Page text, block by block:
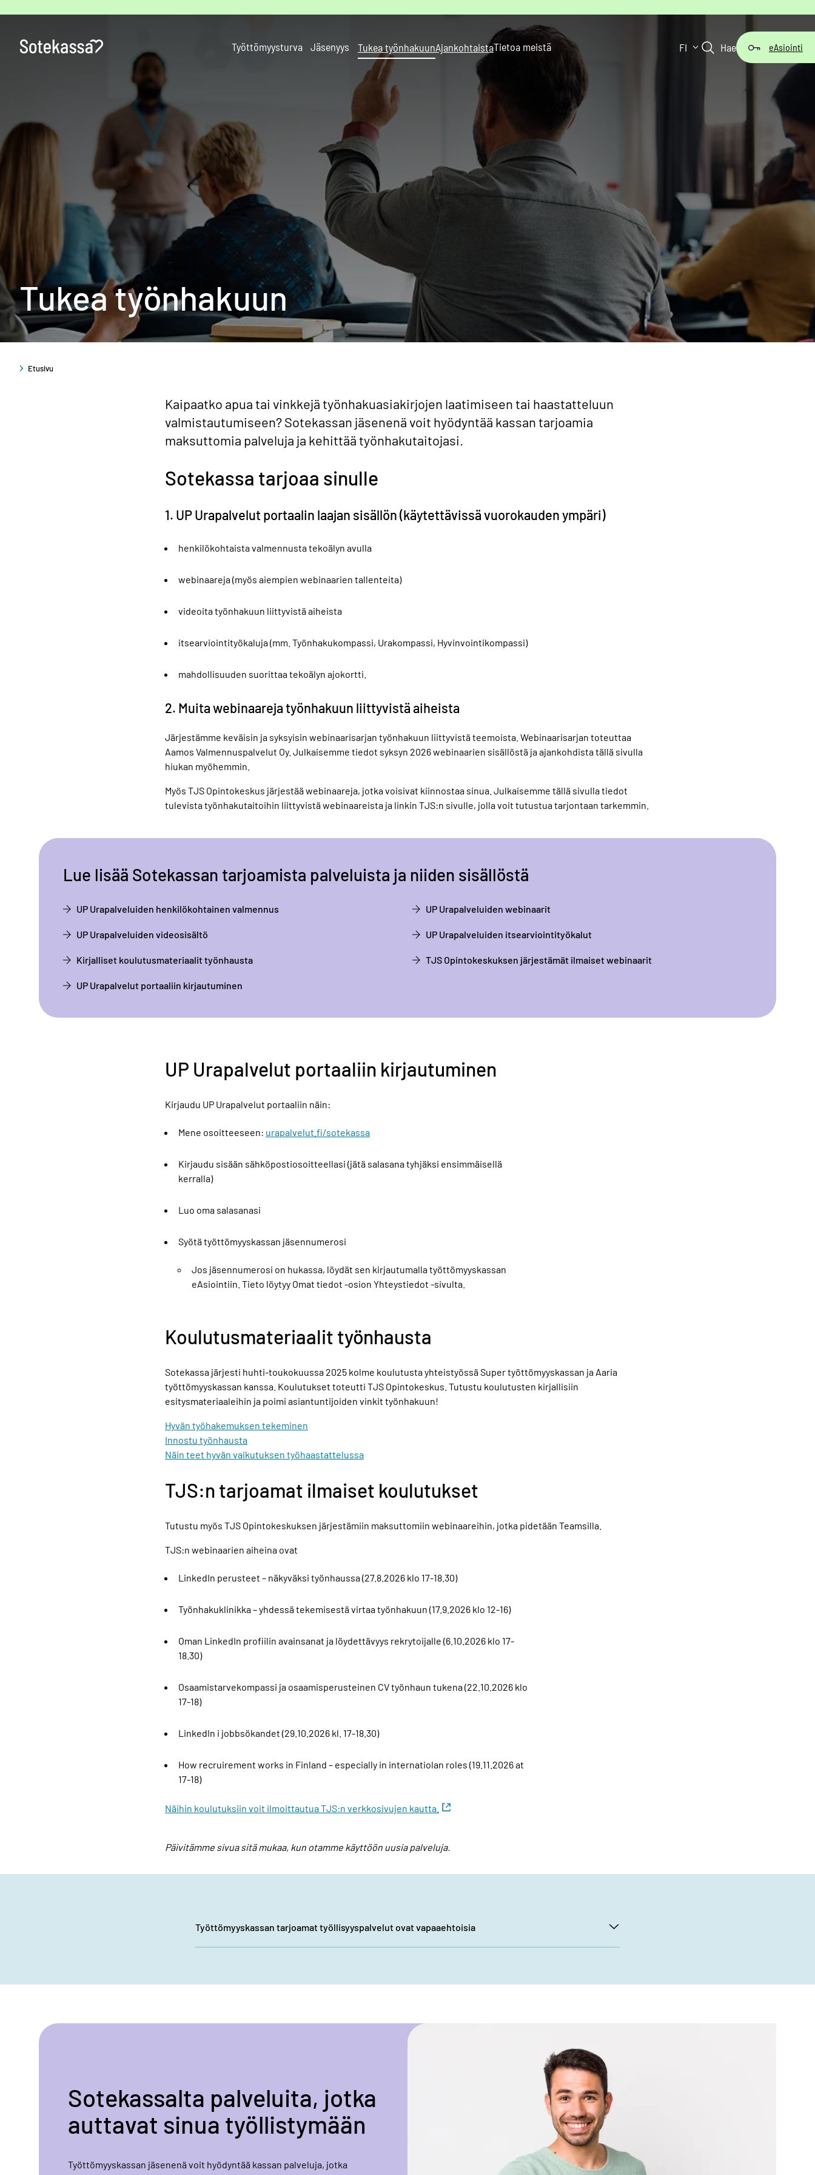
sisältöön
Työttömyysturva Jäsenyys Tukea työnhakuunAjankohtaistaTietoa meistä FI Hae eAsiointi
Tukea työnhakuun
Etusivu
Kaipaatko apua tai vinkkejä työnhakuasiakirjojen laatimiseen tai haastatteluun
valmistautumiseen? Sotekassan jäsenenä voit hyödyntää kassan tarjoamia
maksuttomia palveluja ja kehittää työnhakutaitojasi.
Sotekassa tarjoaa sinulle
1. UP Urapalvelut portaalin laajan sisällön (käytettävissä vuorokauden ympäri)
henkilökohtaista valmennusta tekoälyn avulla
webinaareja (myös aiempien webinaarien tallenteita)
videoita työnhakuun liittyvistä aiheista
itsearviointityökaluja (mm. Työnhakukompassi, Urakompassi, Hyvinvointikompassi)
mahdollisuuden suorittaa tekoälyn ajokortti.
2. Muita webinaareja työnhakuun liittyvistä aiheista
Järjestämme keväisin ja syksyisin webinaarisarjan työnhakuun liittyvistä teemoista. Webinaarisarjan toteuttaa
Aamos Valmennuspalvelut Oy. Julkaisemme tiedot syksyn 2026 webinaarien sisällöstä ja ajankohdista tällä sivulla
hiukan myöhemmin.
Myös TJS Opintokeskus järjestää webinaareja, jotka voisivat kiinnostaa sinua. Julkaisemme tällä sivulla tiedot
tulevista työnhakutaitoihin liittyvistä webinaareista ja linkin TJS:n sivulle, jolla voit tutustua tarjontaan tarkemmin.
Lue lisää Sotekassan tarjoamista palveluista ja niiden sisällöstä
UP Urapalveluiden henkilökohtainen valmennus UP Urapalveluiden webinaarit
UP Urapalveluiden videosisältö UP Urapalveluiden itsearviointityökalut
Kirjalliset koulutusmateriaalit työnhausta TJS Opintokeskuksen järjestämät ilmaiset webinaarit
UP Urapalvelut portaaliin kirjautuminen
UP Urapalvelut portaaliin kirjautuminen
Kirjaudu UP Urapalvelut portaaliin näin:
Mene osoitteeseen: urapalvelut.fi/sotekassa
Kirjaudu sisään sähköpostiosoitteellasi (jätä salasana tyhjäksi ensimmäisellä
kerralla)
Luo oma salasanasi
Syötä työttömyyskassan jäsennumerosi
Jos jäsennumerosi on hukassa, löydät sen kirjautumalla työttömyyskassan
eAsiointiin. Tieto löytyy Omat tiedot -osion Yhteystiedot -sivulta.
Koulutusmateriaalit työnhausta
Sotekassa järjesti huhti-toukokuussa 2025 kolme koulutusta yhteistyössä Super työttömyyskassan ja Aaria
työttömyyskassan kanssa. Koulutukset toteutti TJS Opintokeskus. Tutustu koulutusten kirjallisiin
esitysmateriaaleihin ja poimi asiantuntijoiden vinkit työnhakuun!
Hyvän työhakemuksen tekeminen
Innostu työnhausta
Näin teet hyvän vaikutuksen työhaastattelussa
TJS:n tarjoamat ilmaiset koulutukset
Tutustu myös TJS Opintokeskuksen järjestämiin maksuttomiin webinaareihin, jotka pidetään Teamsilla.
TJS:n webinaarien aiheina ovat
LinkedIn perusteet – näkyväksi työnhaussa (27.8.2026 klo 17-18.30)
Työnhakuklinikka – yhdessä tekemisestä virtaa työnhakuun (17.9.2026 klo 12-16)
Oman LinkedIn profiilin avainsanat ja löydettävyys rekrytoijalle (6.10.2026 klo 17-
18.30)
Osaamistarvekompassi ja osaamisperusteinen CV työnhaun tukena (22.10.2026 klo
17-18)
LinkedIn i jobbsökandet (29.10.2026 kl. 17-18.30)
How recruirement works in Finland – especially in internatiolan roles (19.11.2026 at
17-18)
Näihin koulutuksiin voit ilmoittautua TJS:n verkkosivujen kautta.
Päivitämme sivua sitä mukaa, kun otamme käyttöön uusia palveluja.
Työttömyyskassan tarjoamat työllisyyspalvelut ovat vapaaehtoisia
Sotekassalta palveluita, jotka
auttavat sinua työllistymään
Työttömyyskassan jäsenenä voit hyödyntää kassan palveluja, jotka